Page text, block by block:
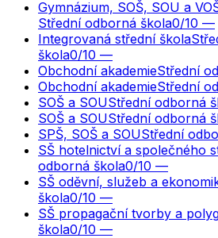
Gymnázium, SOŠ, SOU a
Střední odborná škola0/10 —
Integrovaná střední škola
škola0/10 —
Obchodní akademieStřední
Obchodní akademieStřední
SOŠ a SOUStřední odborná
SOŠ a SOUStřední odborná
SPŠ, SOŠ a SOUStřední
SŠ hotelnictví a společného
odborná škola0/10 —
SŠ oděvní, služeb a
škola0/10 —
SŠ propagační tvorby a
škola0/10 —